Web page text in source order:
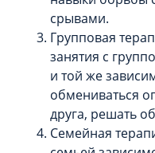
срывами.
Групповая
занятия с
и той же
обмениваться
друга, решать
Семейная